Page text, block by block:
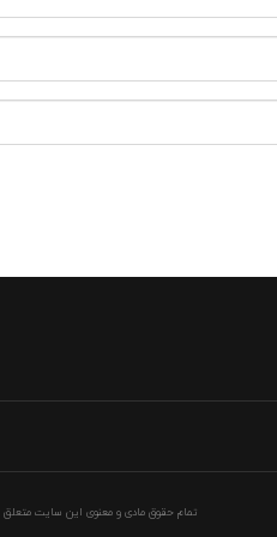
تمام حقوق مادی و معنوی این سایت متعلق